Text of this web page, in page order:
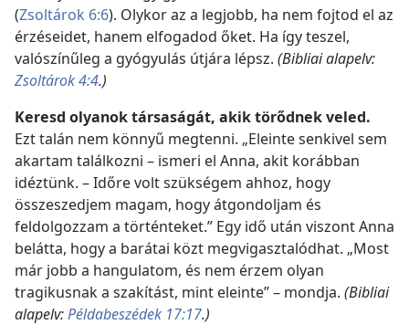
(Zsoltárok 6:6). Olykor az a legjobb, ha nem fojtod el az
érzéseidet, hanem elfogadod őket. Ha így teszel,
valószínűleg a gyógyulás útjára lépsz. (Bibliai alapelv:
Zsoltárok 4:4.)
Keresd olyanok társaságát, akik törődnek veled.
Ezt talán nem könnyű megtenni. „Eleinte senkivel sem
akartam találkozni – ismeri el Anna, akit korábban
idéztünk. – Időre volt szükségem ahhoz, hogy
összeszedjem magam, hogy átgondoljam és
feldolgozzam a történteket.” Egy idő után viszont Anna
belátta, hogy a barátai közt megvigasztalódhat. „Most
már jobb a hangulatom, és nem érzem olyan
tragikusnak a szakítást, mint eleinte” – mondja. (Bibliai
alapelv:Példabeszédek 17:17.)